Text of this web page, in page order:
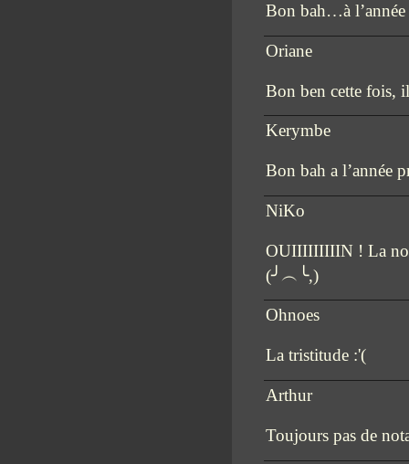
Bon bah…à l’année
Oriane
Bon ben cette fois,
Kerymbe
Bon bah a l’année
NiKo
OUIIIIIIIIIN ! La
(╯︵╰,)
Ohnoes
La tristitude :'(
Arthur
Toujours pas de